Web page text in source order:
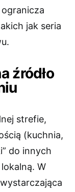
jak seria
źródło
strefie,
(kuchnia,
do innych
W